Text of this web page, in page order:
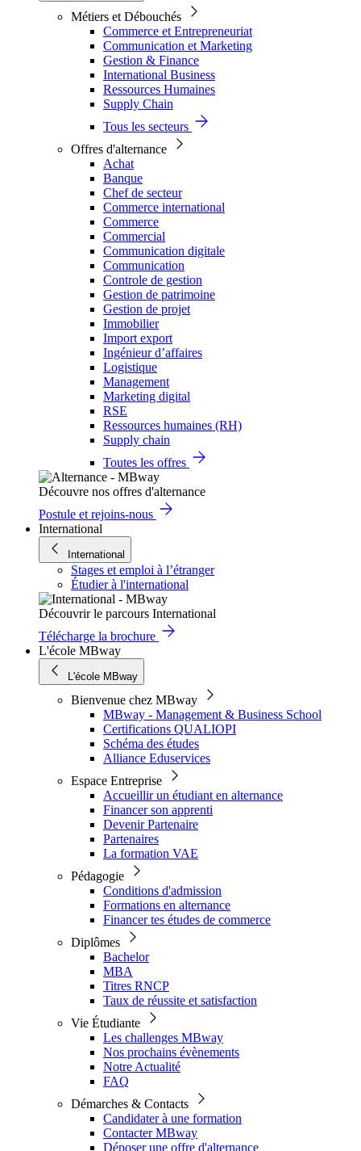
Métiers et Débouchés
Commerce et Entrepreneuriat
Communication et Marketing
Gestion & Finance
International Business
Ressources Humaines
Supply Chain
Tous les secteurs
Offres d'alternance
Achat
Banque
Chef de secteur
Commerce international
Commerce
Commercial
Communication digitale
Communication
Controle de gestion
Gestion de patrimoine
Gestion de projet
Immobilier
Import export
Ingénieur d’affaires
Logistique
Management
Marketing digital
RSE
Ressources humaines (RH)
Supply chain
Toutes les offres
Découvre nos offres d'alternance
Postule et rejoins-nous
International
International
Stages et emploi à l’étranger
Étudier à l'international
Découvrir le parcours International
Télécharge la brochure
L'école MBway
L'école MBway
Bienvenue chez MBway
MBway - Management & Business School
Certifications QUALIOPI
Schéma des études
Alliance Eduservices
Espace Entreprise
Accueillir un étudiant en alternance
Financer son apprenti
Devenir Partenaire
Partenaires
La formation VAE
Pédagogie
Conditions d'admission
Formations en alternance
Financer tes études de commerce
Diplômes
Bachelor
MBA
Titres RNCP
Taux de réussite et satisfaction
Vie Étudiante
Les challenges MBway
Nos prochains évènements
Notre Actualité
FAQ
Démarches & Contacts
Candidater à une formation
Contacter MBway
Déposer une offre d'alternance